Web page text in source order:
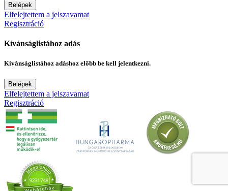
Belépek
Elfelejtettem a jelszavamat
Regisztráció
Kívánságlistához adás
Kívánságlistához adáshoz előbb be kell jelentkezni.
Belépek
Elfelejtettem a jelszavamat
Regisztráció